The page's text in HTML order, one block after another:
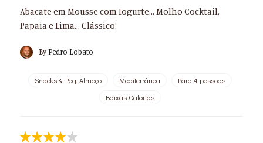
Abacate em Mousse com Iogurte... Molho Cocktail,
Papaia e Lima... Clássico!
By Pedro Lobato
Snacks & Peq. Almoço Mediterrânea
Para 4 pessoas
Baixas Calorias